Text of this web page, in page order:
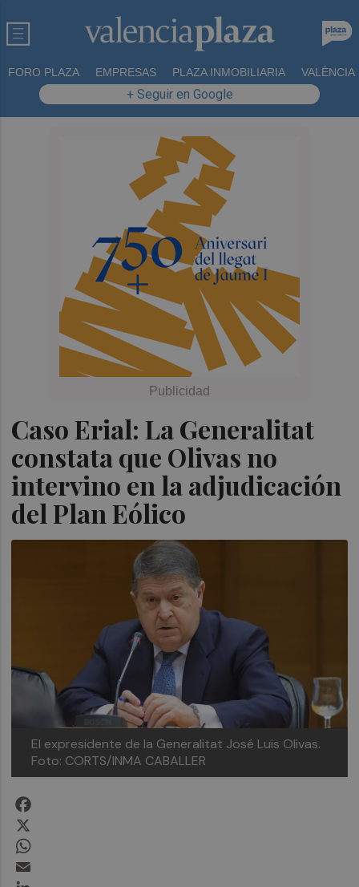
FORO PLAZA EMPRESAS PLAZA INMOBILIARIA VALÈNCIA
+ Seguir en Google
Caso Erial: La Generalitat
constata que Olivas no
intervino en la adjudicación
del Plan Eólico
El expresidente de la Generalitat José Luis Olivas.
Foto: CORTS/INMA CABALLER